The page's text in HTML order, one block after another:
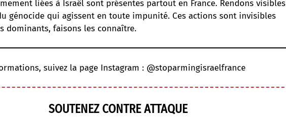
liées à Israël sont présentes partout en France. Rendons visibles
génocide qui agissent en toute impunité. Ces actions sont invisibles
dominants, faisons les connaître.
suivez la page Instagram : @stoparmingisraelfrance
SOUTENEZ CONTRE ATTAQUE